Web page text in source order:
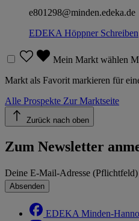
e801298@minden.edeka.de
EDEKA HöppnerSchreiben
Mein Markt wählen
Markt als Favorit markieren für
Alle Prospekte Zur Marktseite
Zurück nach oben
Zum Newsletter
Deine E-Mail-Adresse (Pflichtfeld)
Absenden
EDEKA Minden-